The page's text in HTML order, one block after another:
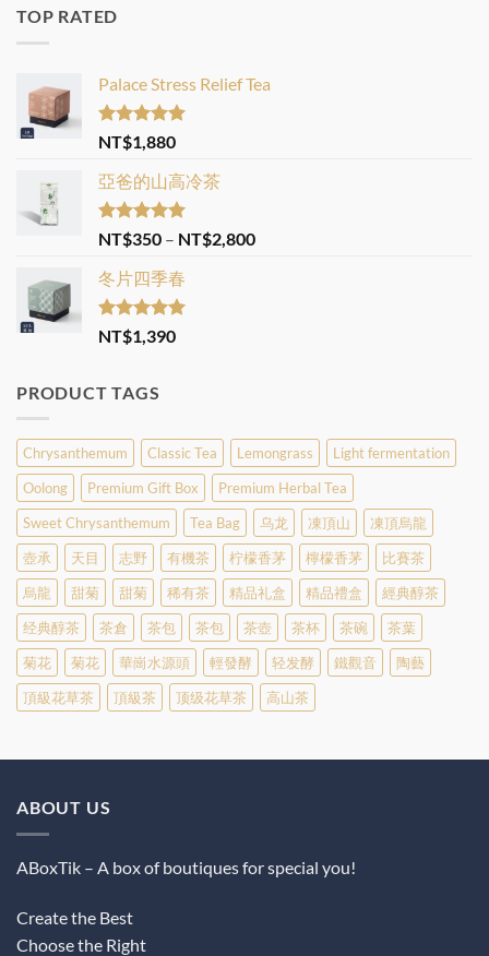
TOP RATED
Palace Stress Relief Tea
Rated 5.00
out of 5
NT$1,880
亞爸的山高冷茶
Rated5.00
out of 5
NT$350 – NT$2,800Price
冬片四季春
Rated 5.00
out of 5
NT$1,390
PRODUCT TAGS
Chrysanthemum Classic Tea Lemongrass
Light fermentation
Oolong
Premium Gift Box
Premium Herbal Tea
Sweet Chrysanthemum
Tea Bag 乌龙 凍頂山
凍頂烏龍
壺承
天目 志野 有機茶 柠檬香茅 檸檬香茅
比賽茶
烏龍
甜菊 甜菊 稀有茶 精品礼盒 精品禮盒
經典醇茶
经典醇茶
茶倉 茶包 茶包 茶壺 茶杯 茶碗
茶葉
菊花
菊花 華崗水源頭 輕發酵 轻发酵 鐵觀音
陶藝
頂級花草茶
頂級茶 顶级花草茶 高山茶
ABOUT US
ABoxTik – A box of boutiques for special you!
Create the Best
Choose the Right